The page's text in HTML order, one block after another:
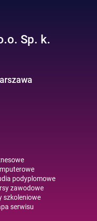
Sp. k.
podyplomowe
zawodowe
szkoleniowe
serwisu